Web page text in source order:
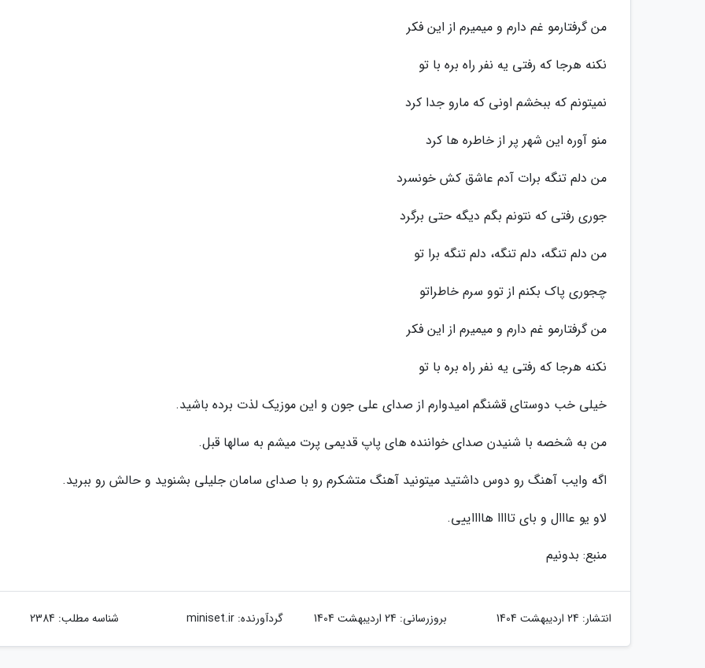
من گرفتارمو غم دارم و میمیرم از این فکر
نکنه هرجا که رفتی یه نفر راه بره با تو
نمیتونم که ببخشم اونی که مارو جدا کرد
منو آوره این شهر پر از خاطره ها کرد
من دلم تنگه برات آدم عاشق کش خونسرد
جوری رفتی که نتونم بگم دیگه حتی برگرد
من دلم تنگه، دلم تنگه، دلم تنگه برا تو
چجوری پاک بکنم از توو سرم خاطراتو
من گرفتارمو غم دارم و میمیرم از این فکر
نکنه هرجا که رفتی یه نفر راه بره با تو
خیلی خب دوستای قشنگم امیدوارم از صدای علی جون و این موزیک لذت برده باشید.
من به شخصه با شنیدن صدای خواننده های پاپ قدیمی پرت میشم به سالها قبل.
اگه وایب آهنگ رو دوس داشتید میتونید آهنگ متشکرم رو با صدای سامان جلیلی بشنوید و حالش رو ببرید.
لاو یو عااال و بای تاااا هااااییی.
منبع: بدونیم
انتشار: 24 اردیبهشت 1404 بروزرسانی: 24 اردیبهشت 1404 گردآورنده:miniset.ir شناسه مطلب: 2384